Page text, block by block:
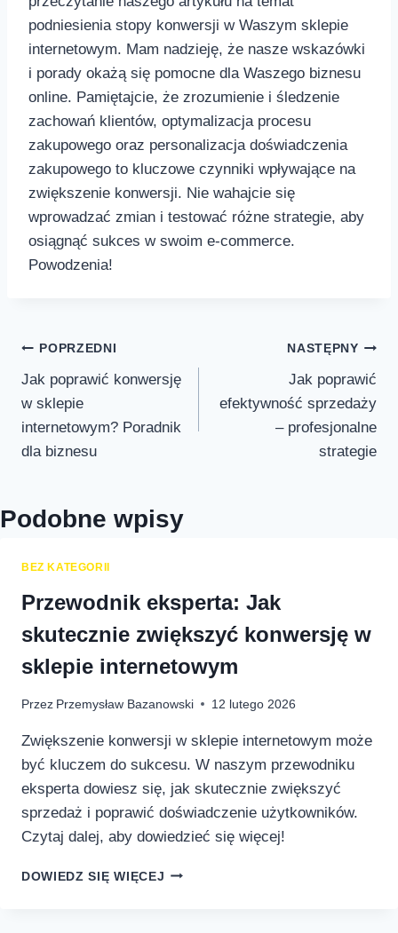
podniesienia stopy konwersji⁤ w Waszym ⁣sklepie
internetowym.​ Mam nadzieję, że nasze wskazówki
i porady okażą się pomocne dla Waszego biznesu
online. Pamiętajcie, że zrozumienie i śledzenie ​
zachowań klientów, optymalizacja procesu
zakupowego oraz personalizacja doświadczenia
zakupowego to kluczowe czynniki wpływające na
zwiększenie konwersji. Nie wahajcie się
wprowadzać⁣ zmian i testować różne strategie, aby
osiągnąć sukces w swoim e-commerce.
Powodzenia!
Nawigacja
wpisu
POPRZEDNI
Jak poprawić konwersję
w sklepie
internetowym? Poradnik
dla biznesu
NASTĘPNY
Jak poprawić
efektywność sprzedaży
– profesjonalne
strategie
Podobne wpisy
BEZ KATEGORII
Przewodnik eksperta: Jak
skutecznie zwiększyć konwersję w
sklepie internetowym
Przez Przemysław Bazanowski 12 lutego 2026
Zwiększenie konwersji w sklepie internetowym może
być kluczem do sukcesu. W naszym przewodniku
eksperta dowiesz się, jak skutecznie zwiększyć
sprzedaż i poprawić doświadczenie użytkowników.
Czytaj dalej, aby dowiedzieć się więcej!
DOWIEDZ SIĘ WIĘCEJ PRZEWODNIK